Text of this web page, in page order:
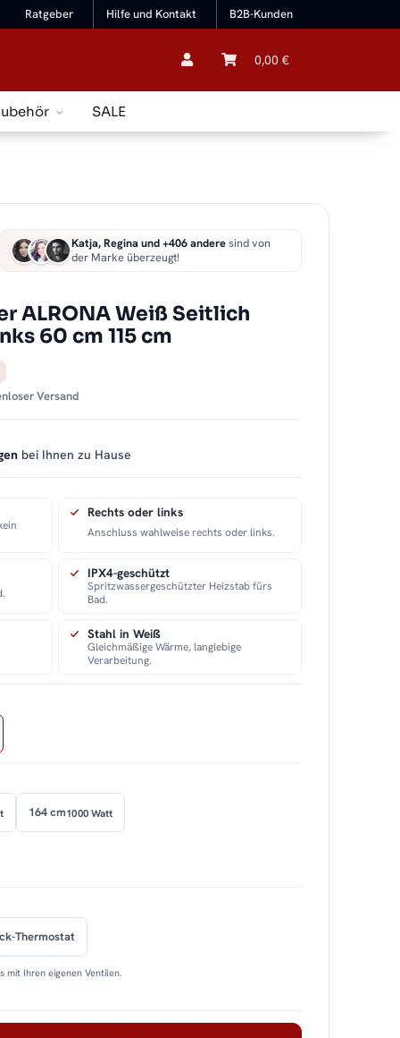
Ratgeber Hilfe und Kontakt B2B-Kunden
0,00 €
SALE
Katja, Regina und +406 anderesind von
der Marke überzeugt!
ALRONA Weiß Seitlich
60 cm 115 cm
Versand
bei Ihnen zu Hause
Rechts oder links
Anschluss wahlweise rechts oder links.
IPX4-geschützt
Spritzwassergeschützter Heizstab fürs
Bad.
Stahl in Weiß
Gleichmäßige Wärme, langlebige
Verarbeitung.
164 cm1000 Watt
Thermostat
mit Ihren eigenen Ventilen.